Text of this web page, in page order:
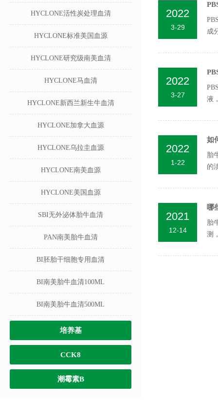
HYCLONE活性炭处理血清
HYCLONE标准美国血源
HYCLONE研究级南美血清
HYCLONE马血清
HYCLONE新西兰新生牛血清
HYCLONE加拿大血源
HYCLONE乌拉圭血源
HYCLONE南美血源
HYCLONE美国血源
SBI无外泌体胎牛血清
PAN南美胎牛血清
BI胚胎干细胞专用血清
BI南美胎牛血清100ML
BI南美胎牛血清500ML
培养基
CCK8
潮霉素B
2022
3-29
成
2022
3-27
液
2022
1-22
如
胎
的
2021
12-14
哪
胎
测